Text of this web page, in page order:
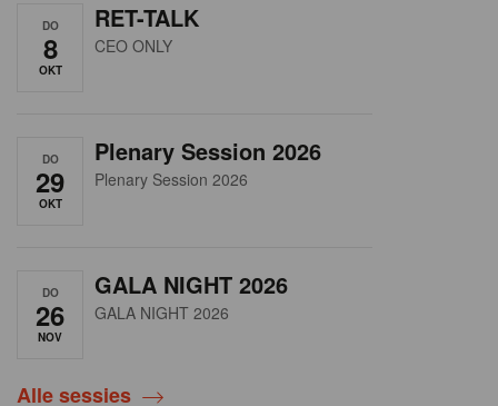
DO
8
OKT
RET-TALK
CEO ONLY
DO
29
OKT
Plenary Session 2026
Plenary Session 2026
DO
26
NOV
GALA NIGHT 2026
GALA NIGHT 2026
Alle sessies